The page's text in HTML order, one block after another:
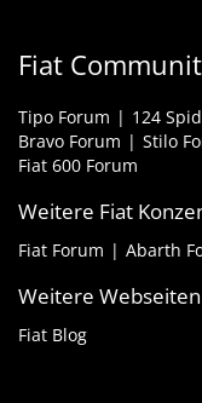
Fiat
Tipo Forum 124
Bravo Forum
Stilo
Fiat 600 Forum
Weitere Fiat
Fiat Forum Abarth
Weitere
Fiat Blog